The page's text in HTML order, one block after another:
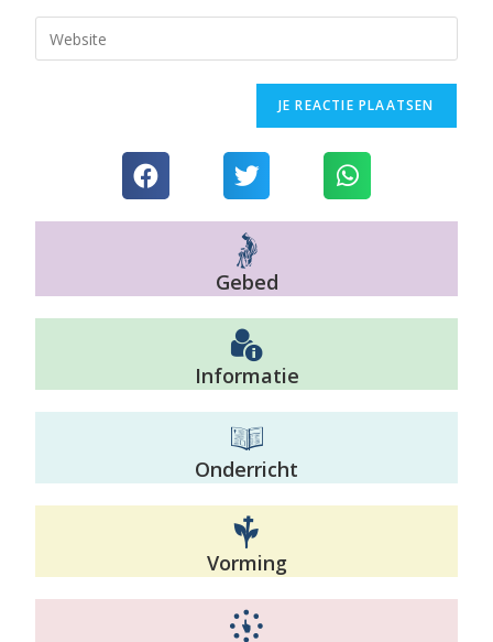
Gebed
Informatie
Onderricht
Vorming